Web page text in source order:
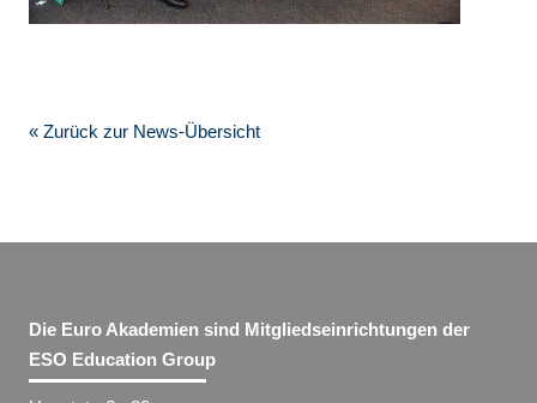
« Zurück zur News-Übersicht
Die Euro Akademien sind Mitgliedseinrichtungen der
ESO Education Group